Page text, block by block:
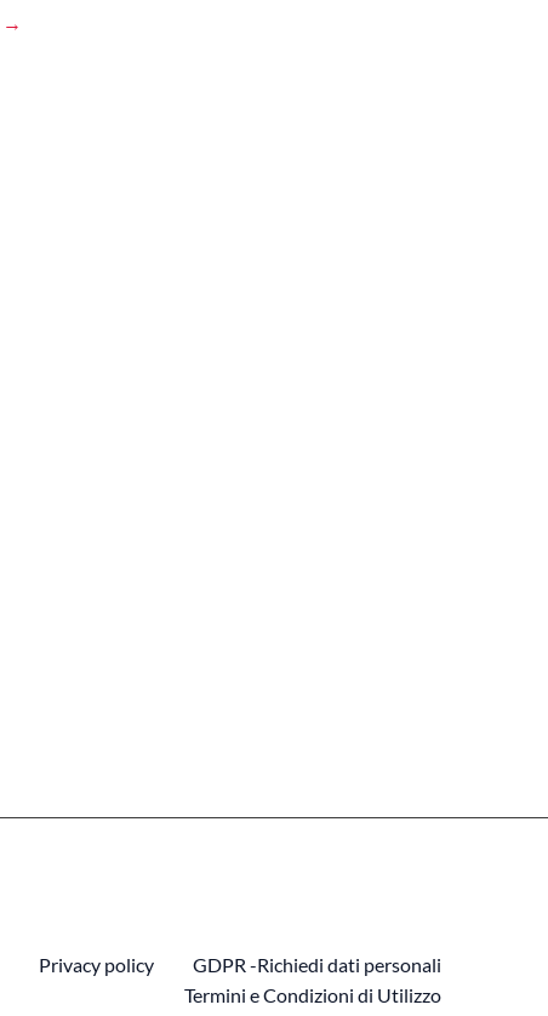
→
Privacy policy
GDPR -Richiedi dati personali
Termini e Condizioni di Utilizzo